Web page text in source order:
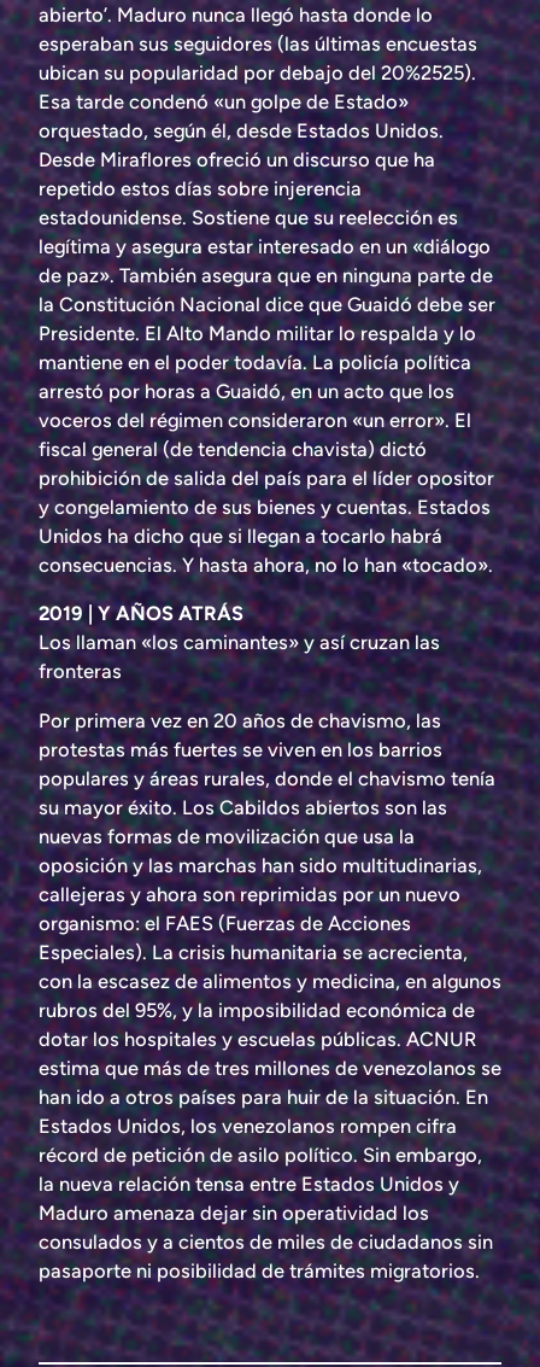
abierto’. Maduro nunca llegó hasta donde lo
esperaban sus seguidores (las últimas encuestas
ubican su popularidad por debajo del 20%2525).
Esa tarde condenó «un golpe de Estado»
orquestado, según él, desde Estados Unidos.
Desde Miraflores ofreció un discurso que ha
repetido estos días sobre injerencia
estadounidense. Sostiene que su reelección es
legítima y asegura estar interesado en un «diálogo
de paz». También asegura que en ninguna parte de
la Constitución Nacional dice que Guaidó debe ser
Presidente. El Alto Mando militar lo respalda y lo
mantiene en el poder todavía. La policía política
arrestó por horas a Guaidó, en un acto que los
voceros del régimen consideraron «un error». El
fiscal general (de tendencia chavista) dictó
prohibición de salida del país para el líder opositor
y congelamiento de sus bienes y cuentas. Estados
Unidos ha dicho que si llegan a tocarlo habrá
consecuencias. Y hasta ahora, no lo han «tocado».
2019 | Y AÑOS ATRÁS
Los llaman «los caminantes» y así cruzan las
fronteras
Por primera vez en 20 años de chavismo, las
protestas más fuertes se viven en los barrios
populares y áreas rurales, donde el chavismo tenía
su mayor éxito. Los Cabildos abiertos son las
nuevas formas de movilización que usa la
oposición y las marchas han sido multitudinarias,
callejeras y ahora son reprimidas por un nuevo
organismo: el FAES (Fuerzas de Acciones
Especiales). La crisis humanitaria se acrecienta,
con la escasez de alimentos y medicina, en algunos
rubros del 95%, y la imposibilidad económica de
dotar los hospitales y escuelas públicas. ACNUR
estima que más de tres millones de venezolanos se
han ido a otros países para huir de la situación. En
Estados Unidos, los venezolanos rompen cifra
récord de petición de asilo político. Sin embargo,
la nueva relación tensa entre Estados Unidos y
Maduro amenaza dejar sin operatividad los
consulados y a cientos de miles de ciudadanos sin
pasaporte ni posibilidad de trámites migratorios.